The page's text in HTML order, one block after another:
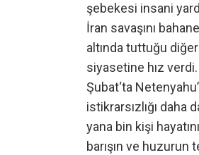
şebekesi insani
İran savaşını
altında tuttuğu
siyasetine hız
Şubat‘ta
istikrarsızlığı daha
yana bin kişi
barışın ve